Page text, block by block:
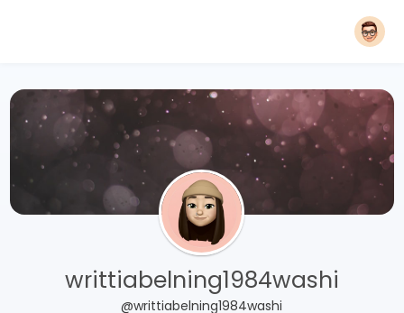
writtiabelning1984washi
@writtiabelning1984washi